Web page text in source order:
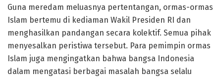
Guna meredam meluasnya pertentangan, ormas-ormas
Islam bertemu di kediaman Wakil Presiden RI dan
menghasilkan pandangan secara kolektif. Semua pihak
menyesalkan peristiwa tersebut. Para pemimpin ormas
Islam juga mengingatkan bahwa bangsa Indonesia
dalam mengatasi berbagai masalah bangsa selalu